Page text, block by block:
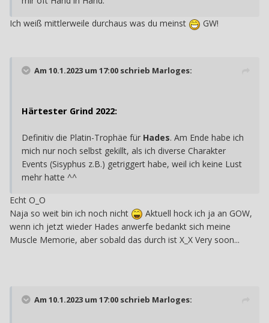
Ich weiß mittlerweile durchaus was du meinst
GW!
Am 10.1.2023 um 17:00 schrieb Marloges:
Härtester Grind 2022:
Definitiv die Platin-Trophäe für Hades. Am Ende habe ich
mich nur noch selbst gekillt, als ich diverse Charakter
Events (Sisyphus z.B.) getriggert habe, weil ich keine Lust
mehr hatte ^^
Echt O_O
Naja so weit bin ich noch nicht
Aktuell hock ich ja an GOW,
wenn ich jetzt wieder Hades anwerfe bedankt sich meine
Muscle Memorie, aber sobald das durch ist X_X Very soon...
Am 10.1.2023 um 17:00 schrieb Marloges: